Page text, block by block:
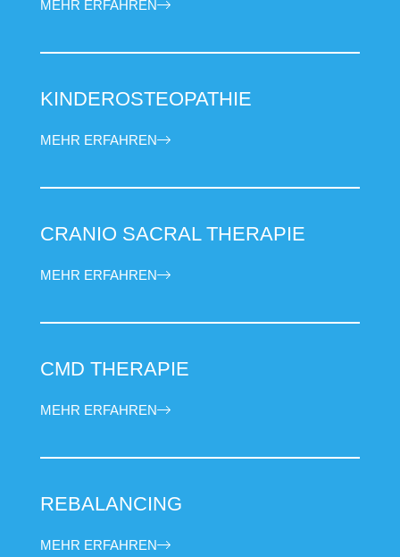
MEHR ERFAHREN
KINDEROSTEOPATHIE
MEHR ERFAHREN
CRANIO SACRAL THERAPIE
MEHR ERFAHREN
CMD THERAPIE
MEHR ERFAHREN
REBALANCING
MEHR ERFAHREN